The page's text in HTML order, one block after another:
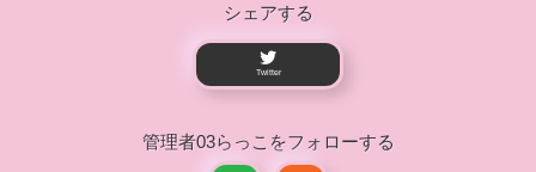
シェアする
Twitter
管理者03らっこをフォローする